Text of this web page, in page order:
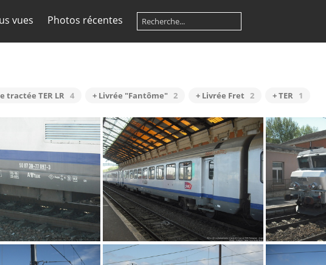
vues Photos récentes
tractée TER LR 4 + Livrée "Fantôme" 2 + Livrée Fret 2 + TER 1